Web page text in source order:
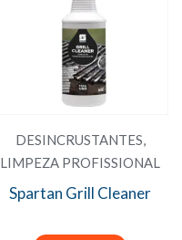
DESINCRUSTANTES,
LIMPEZA PROFISSIONAL
Spartan Grill Cleaner